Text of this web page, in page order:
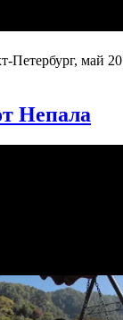
Петербург, май
Непала